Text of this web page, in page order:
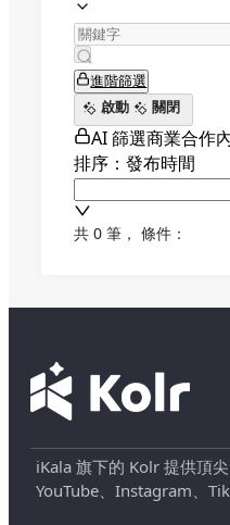
進階篩選
啟動
關閉
AI 篩選商業合作
排序：發布時間
共 0 筆 ， 條件：
iKala 旗下的 Kolr 提供頂
YouTube、Instagram、